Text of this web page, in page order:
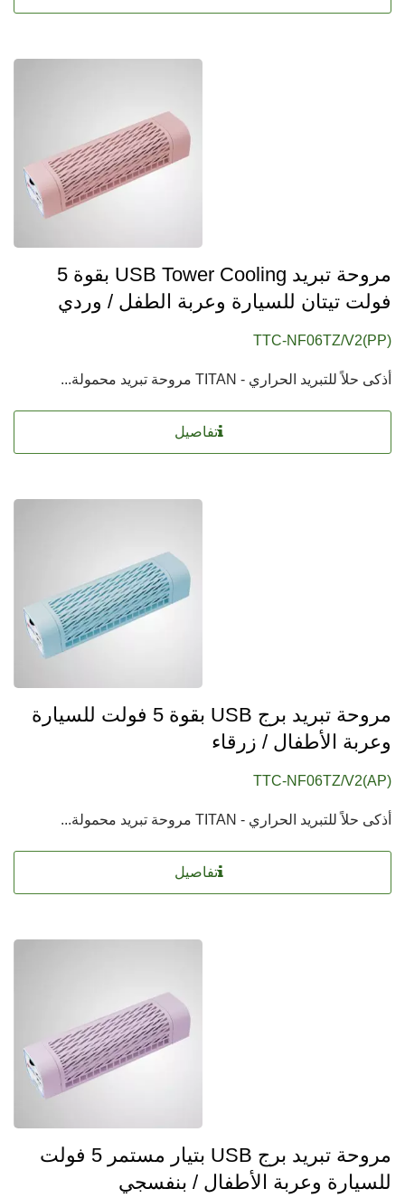
مروحة تبريد USB Tower Cooling بقوة 5
فولت تيتان للسيارة وعربة الطفل / وردي
TTC-NF06TZ/V2(PP)
أذكى حلاً للتبريد الحراري - TITAN مروحة تبريد محمولة...
تفاصيل
مروحة تبريد برج USB بقوة 5 فولت للسيارة
وعربة الأطفال / زرقاء
TTC-NF06TZ/V2(AP)
أذكى حلاً للتبريد الحراري - TITAN مروحة تبريد محمولة...
تفاصيل
مروحة تبريد برج USB بتيار مستمر 5 فولت
للسيارة وعربة الأطفال / بنفسجي